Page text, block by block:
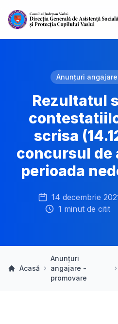
Anunțuri
Rezultatul
scrisa
concursul de
perioada
14 decembrie
1 minut de citit
Acasă
Anunțuri
angajare -
promovare